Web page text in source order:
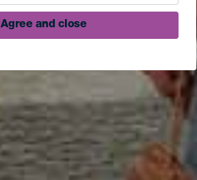
Agree and close